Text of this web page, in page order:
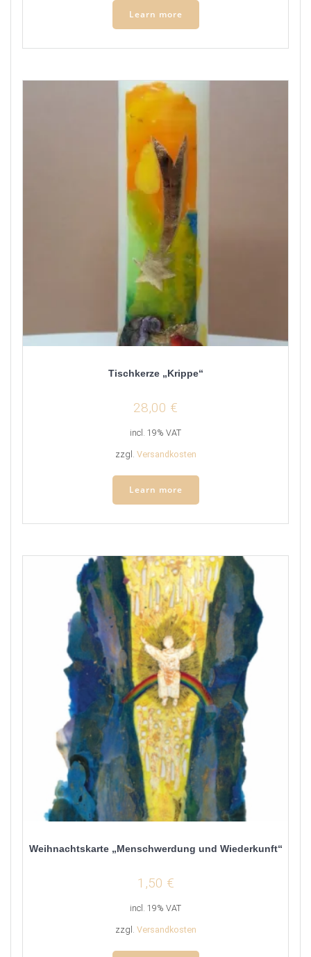
Learn more
Tischkerze „Krippe“
28,00 €
incl. 19% VAT
zzgl. Versandkosten
Learn more
Weihnachtskarte „Menschwerdung und Wiederkunft“
1,50 €
incl. 19% VAT
zzgl. Versandkosten